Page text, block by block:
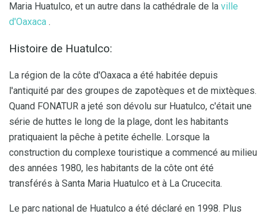
Maria Huatulco, et un autre dans la cathédrale de la ville
d'Oaxaca .
Histoire de Huatulco:
La région de la côte d'Oaxaca a été habitée depuis
l'antiquité par des groupes de zapotèques et de mixtèques.
Quand FONATUR a jeté son dévolu sur Huatulco, c'était une
série de huttes le long de la plage, dont les habitants
pratiquaient la pêche à petite échelle. Lorsque la
construction du complexe touristique a commencé au milieu
des années 1980, les habitants de la côte ont été
transférés à Santa Maria Huatulco et à La Crucecita.
Le parc national de Huatulco a été déclaré en 1998. Plus